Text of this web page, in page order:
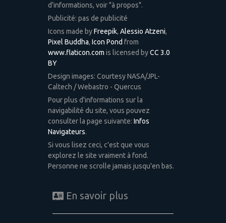
d'informations, voir "à propos".
Publicité: pas de publicité
Icons made byFreepik, Alessio Atzeni,
Pixel Buddha, Icon Pond from
www.flaticon.com is licensed byCC 3.0
BY
Design images: Courtesy NASA/JPL-
Caltech / Webastro - Quercus
Pour plus d'informations sur la
navigabilité du site, vous pouvez
consulter la page suivante: Infos
Navigateurs.
Si vous lisez ceci, c'est que vous
explorez le site vraiment à fond.
Personne ne scrolle jamais jusqu'en bas.
En savoir plus